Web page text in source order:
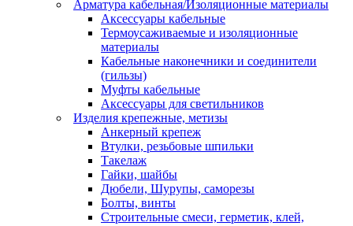
Арматура кабельная/Изоляционные материалы
Аксессуары кабельные
Термоусаживаемые и изоляционные
материалы
Кабельные наконечники и соединители
(гильзы)
Муфты кабельные
Аксессуары для светильников
Изделия крепежные, метизы
Анкерный крепеж
Втулки, резьбовые шпильки
Такелаж
Гайки, шайбы
Дюбели, Шурупы, саморезы
Болты, винты
Строительные смеси, герметик, клей,